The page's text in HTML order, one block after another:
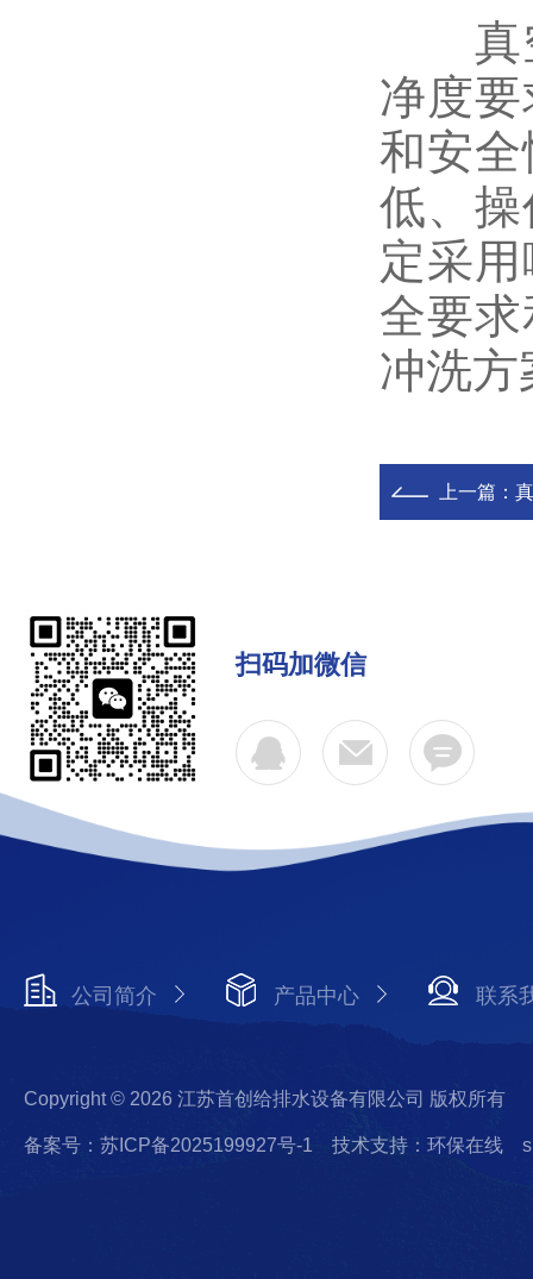
真空
净度
和安
低、
定采
全要
冲洗方
上一篇：
扫码加微信
公司简介 产品中心 联系
Copyright © 2026 江苏首创给排水设备有限公司 版权所有
备案号：苏ICP备2025199927号-1 技术支持：环保在线